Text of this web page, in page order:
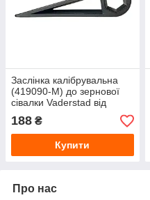
Заслінка калібрувальна
(419090-M) до зернової
сівалки Vaderstad від
MayerPro
188 ₴
Купити
Про нас